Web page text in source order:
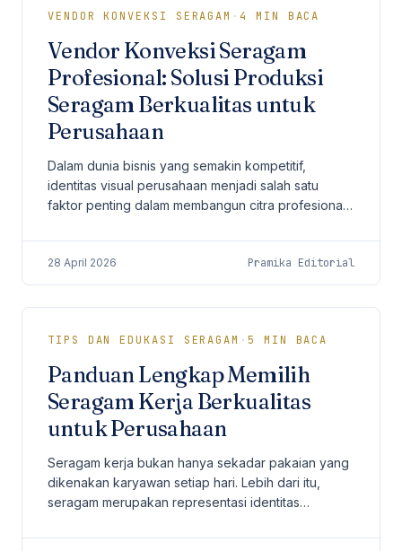
VENDOR KONVEKSI SERAGAM ·4 MIN BACA
Vendor Konveksi Seragam
Profesional: Solusi Produksi
Seragam Berkualitas untuk
Perusahaan
Dalam dunia bisnis yang semakin kompetitif,
identitas visual perusahaan menjadi salah satu
faktor penting dalam membangun citra profesional.
sederhana...
28 April 2026 Pramika Editorial
TIPS DAN EDUKASI SERAGAM ·5 MIN BACA
Panduan Lengkap Memilih
Seragam Kerja Berkualitas
untuk Perusahaan
Seragam kerja bukan hanya sekadar pakaian yang
dikenakan karyawan setiap hari. Lebih dari itu,
seragam merupakan representasi identitas
penting...